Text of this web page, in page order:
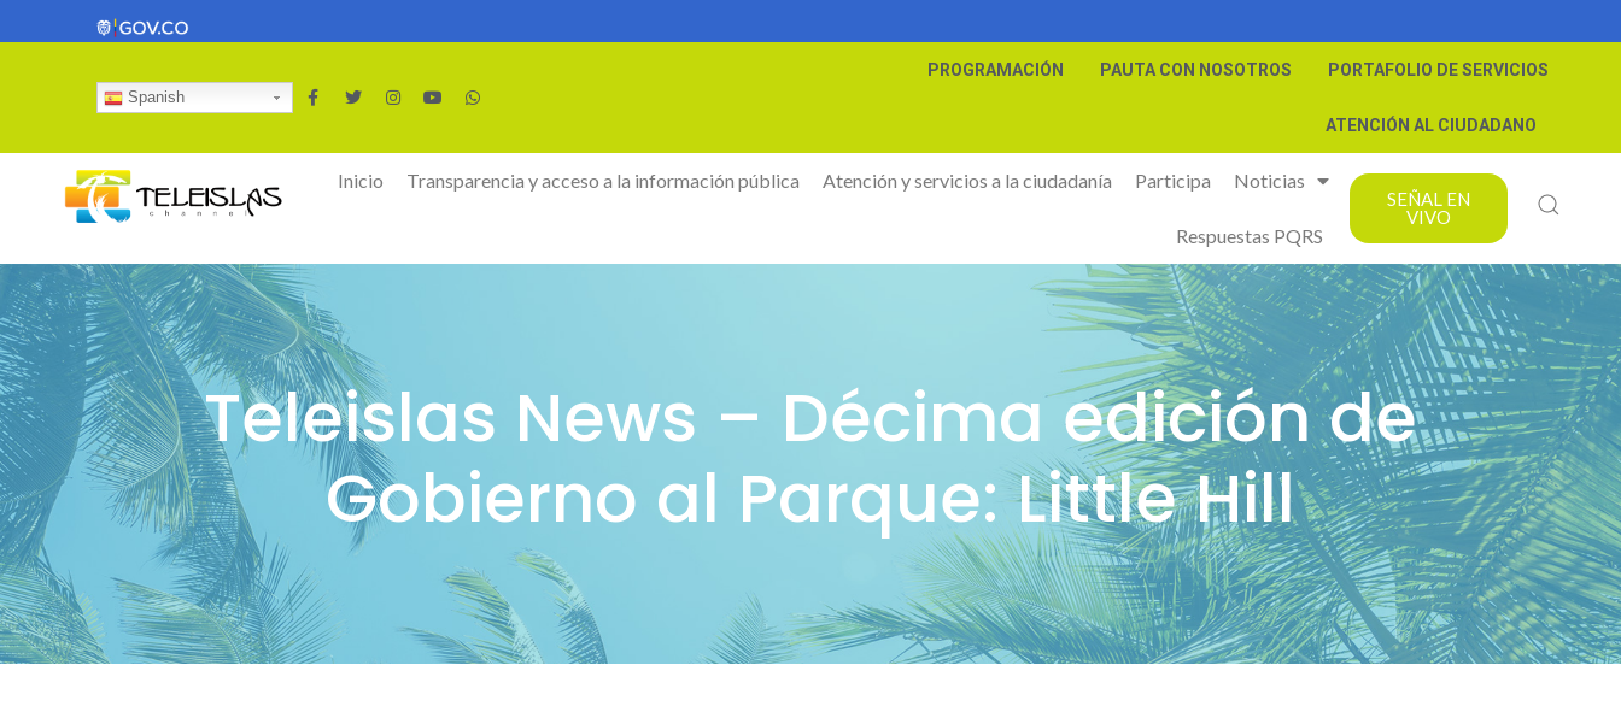
Spanish
PROGRAMACIÓN PAUTA CON NOSOTROS PORTAFOLIO DE SERVICIOS
ATENCIÓN AL CIUDADANO
Inicio Transparencia y acceso a la información pública Atención y servicios a la ciudadanía Participa Noticias
Respuestas PQRS
SEÑAL EN
VIVO
Teleislas News – Décima edición de
Gobierno al Parque: Little Hill